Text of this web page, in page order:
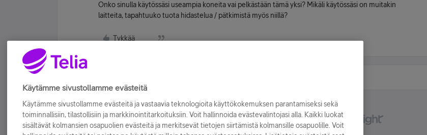
Onko sinulla käytössäsi useampia koneita vai pelkästään tämä yksi? Mikäli käytössäsi on muitakin
laitteita, tapahtuuko tuota hidastelua / pätkimistä myös niillä?
Tykkää
Käytämme sivustollamme evästeitä
Käytämme sivustollamme evästeitä ja vastaavia teknologioita käyttökokemuksen parantamiseksi sekä
toiminnallisiin, tilastollisiin ja markkinointitarkoituksiin. Voit hallinnoida evästevalintojasi alla. Kaikki luokat
sisältävät kolmansien osapuolien evästeitä ja merkitsevät tietojen siirtämistä kolmansille osapuolille. Voit